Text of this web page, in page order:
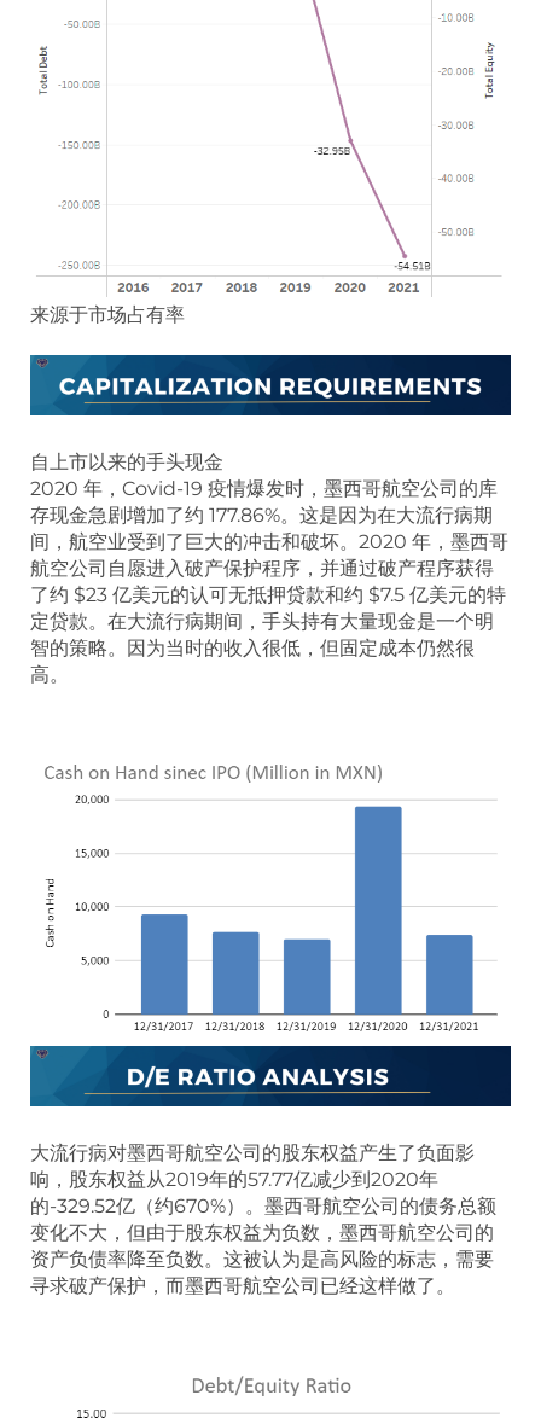
来源于市场占有率
自上市以来的手头现金
2020 年，Covid-19 疫情爆发时，墨西哥航空公司的库
存现金急剧增加了约 177.86%。这是因为在大流行病期
间，航空业受到了巨大的冲击和破坏。2020 年，墨西哥
航空公司自愿进入破产保护程序，并通过破产程序获得
了约 $23 亿美元的认可无抵押贷款和约 $7.5 亿美元的特
定贷款。在大流行病期间，手头持有大量现金是一个明
智的策略。因为当时的收入很低，但固定成本仍然很
高。
大流行病对墨西哥航空公司的股东权益产生了负面影
响，股东权益从2019年的57.77亿减少到2020年
的-329.52亿（约670%）。墨西哥航空公司的债务总额
变化不大，但由于股东权益为负数，墨西哥航空公司的
资产负债率降至负数。这被认为是高风险的标志，需要
寻求破产保护，而墨西哥航空公司已经这样做了。